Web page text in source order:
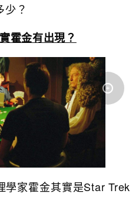
少？
霍金有出現？
學家霍金其實是Star Trek